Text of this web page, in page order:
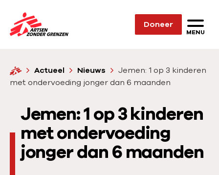
Sla navigatie over
N
r
d
Doneer
MENU
H
o
Actueel Nieuws
Jemen: 1 op 3 kinderen
met ondervoeding jonger dan 6 maanden
Jemen: 1 op 3 kinderen
met ondervoeding
jonger dan 6 maanden